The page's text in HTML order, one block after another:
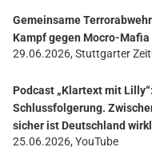
Gemeinsame
Kampf gegen Mocro-Mafia
29.06.2026, Stuttgarter
Podcast „Klartext mit
Schlussfolgerung.
sicher ist Deutschland
25.06.2026, YouTube